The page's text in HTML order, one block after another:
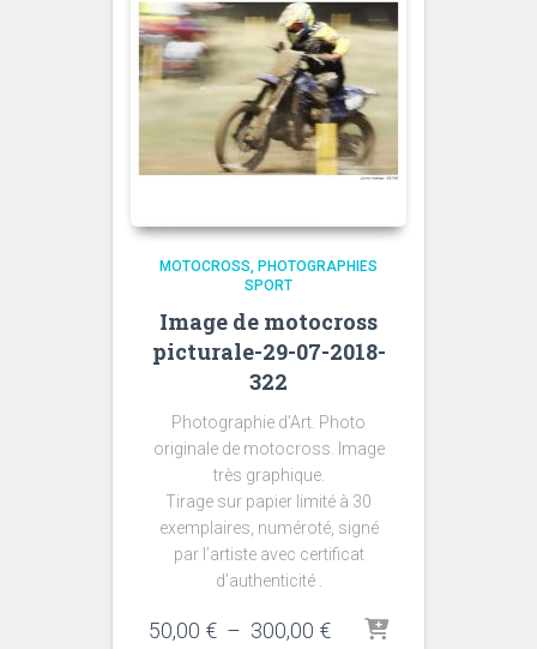
MOTOCROSS
PHOTOGRAPHIES
SPORT
Image de motocross
picturale-29-07-2018-
322
Photographie d’Art. Photo
originale de motocross. Image
très graphique.
Tirage sur papier limité à 30
exemplaires, numéroté, signé
par l’artiste avec certificat
d’authenticité .
50,00 € – 300,00 €Plage